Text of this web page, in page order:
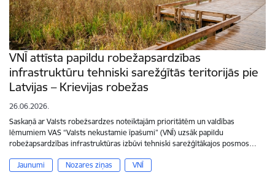
VNĪ attīsta papildu robežapsardzības
infrastruktūru tehniski sarežģītās teritorijās pie
Latvijas – Krievijas robežas
26.06.2026.
Saskaņā ar Valsts robežsardzes noteiktajām prioritātēm un valdības
lēmumiem VAS “Valsts nekustamie īpašumi” (VNĪ) uzsāk papildu
robežapsardzības infrastruktūras izbūvi tehniski sarežģītākajos posmos…
Jaunumi Nozares ziņas VNĪ